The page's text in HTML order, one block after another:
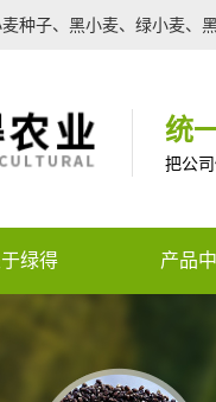
种子、黑小麦、绿小麦、
统
把公
绿得 产品